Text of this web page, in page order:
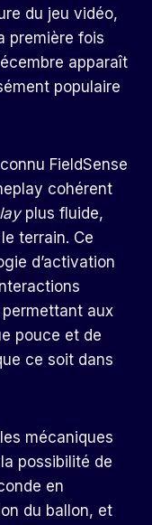
du jeu vidéo,
première fois
apparaît
populaire
FieldSense
cohérent
plus fluide,
terrain. Ce
d’activation
aux
pouce et de
ce soit dans
mécaniques
possibilité de
en
du ballon, et